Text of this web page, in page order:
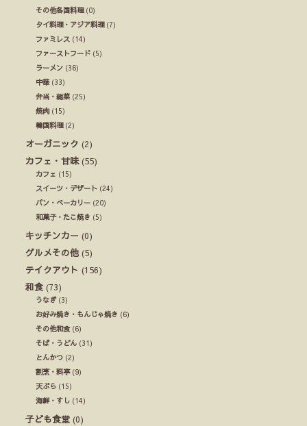
その他各国料理(0)
タイ料理・アジア料理(7)
ファミレス (14)
ファーストフード (5)
ラーメン (36)
中華(33)
弁当・総菜 (25)
焼肉 (15)
韓国料理(2)
オーガニック (2)
カフェ・甘味(55)
カフェ (15)
スイーツ・デザート (24)
パン・ベーカリー (20)
和菓子・たこ焼き (5)
キッチンカー (0)
グルメその他 (5)
テイクアウト (156)
和食 (73)
うなぎ(3)
お好み焼き・もんじゃ焼き (6)
その他和食(6)
そば・うどん (31)
とんかつ (2)
割烹・料亭(9)
天ぷら (15)
海鮮・すし (14)
子ども食堂 (0)